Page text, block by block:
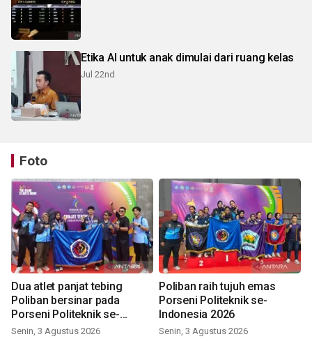
Etika AI untuk anak dimulai dari ruang kelas
Jul 22nd
Foto
Dua atlet panjat tebing
Poliban bersinar pada
Porseni Politeknik se-
Indonesia 2026
Senin, 3 Agustus 2026
Poliban raih tujuh emas
Porseni Politeknik se-
Indonesia 2026
Senin, 3 Agustus 2026